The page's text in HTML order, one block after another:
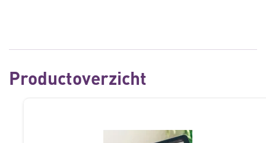
Productoverzicht